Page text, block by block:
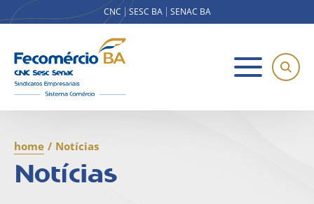
CNC SESC BA SENAC BA
home / Notícias
Notícias